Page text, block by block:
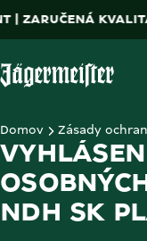
KVALITA
Domov Zásady
NDH SK